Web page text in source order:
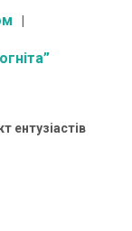
ентузіастів